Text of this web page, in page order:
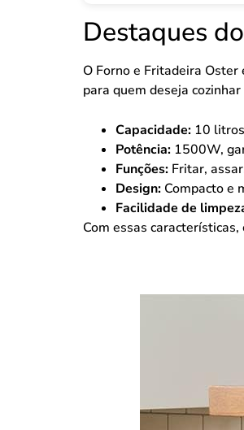
Destaques
O Forno e Fritadeira Oster
para quem deseja
Capacidade: 10
Potência: 1500W,
Funções: Fritar,
Design: Compacto e
Facilidade de
Com essas características,